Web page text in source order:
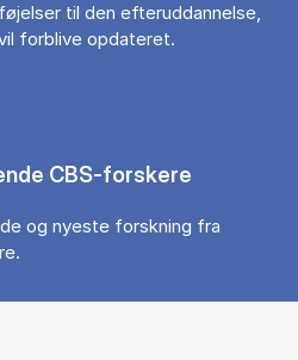
til den efteruddannelse,
forblive opdateret.
CBS-forskere
og nyeste forskning fra